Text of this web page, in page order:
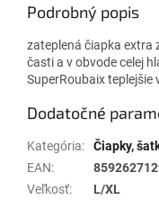
Podrobný popis
zateplená čiapka extra
časti a v obvode celej
SuperRoubaix teplejšie
Dodatočné
Kategória:
Čiapky,
EAN:
Veľkosť: L/XL